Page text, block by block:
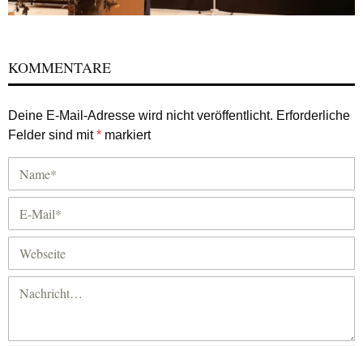
KOMMENTARE
Deine E-Mail-Adresse wird nicht veröffentlicht. Erforderliche
Felder sind mit* markiert